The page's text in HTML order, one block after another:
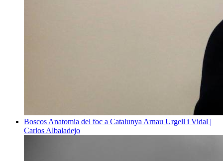
Boscos Anatomia del foc a Catalunya Arnau Urgell i Vidal |
Carlos Albaladejo